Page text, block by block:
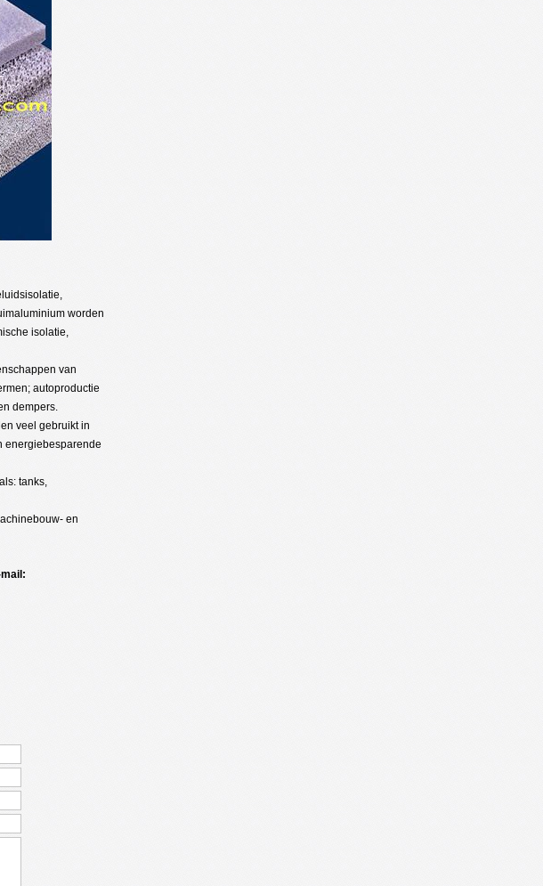
worden
isolatie,
van
autoproductie
dempers.
veel gebruikt in
energiebesparende
tanks,
en